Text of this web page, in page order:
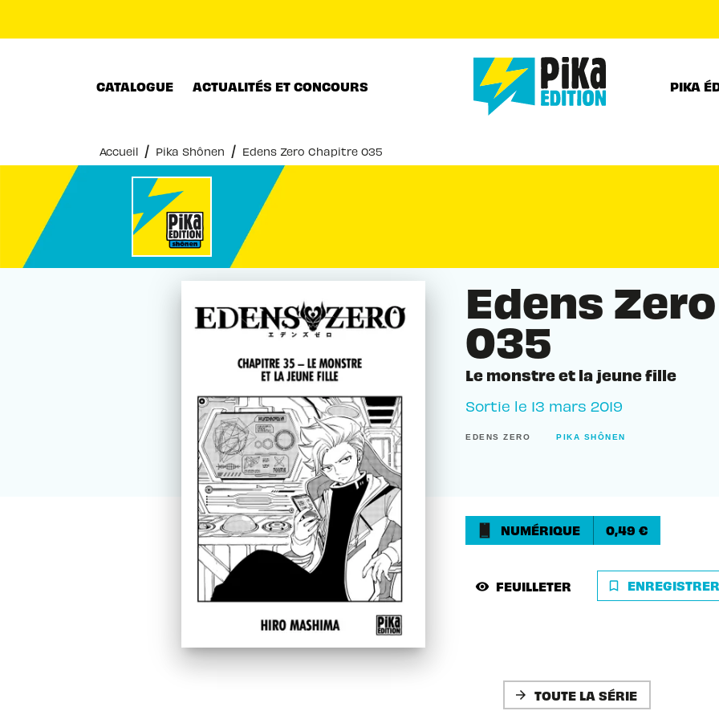
CATALOGUE ACTUALITÉS ET CONCOURS PIKA
Accueil / Pika Shônen / Edens Zero Chapitre 035
Edens
035
Le monstre et la jeune fille
Sortie le 13 mars 2019
EDENS ZERO PIKA SHÔNEN
NUMÉRIQUE 0,49 €
visibility FEUILLETER bookmark_border ENREGISTRER
arrow_forward TOUTE LA SÉRIE